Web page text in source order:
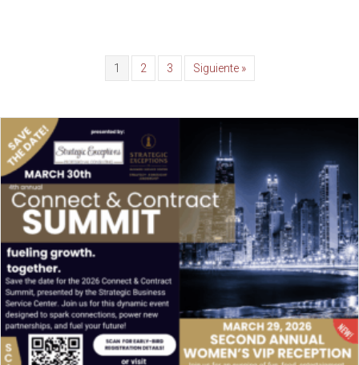
1 2 3 Siguiente »